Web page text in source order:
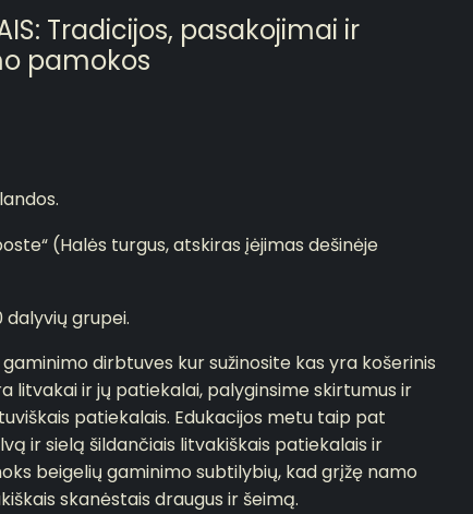
Tradicijos, pasakojimai ir
pamokos
(Halės turgus, atskiras įėjimas dešinėje
dalyvių grupei.
dirbtuves kur sužinosite kas yra košerinis
litvakai ir jų patiekalai, palyginsime skirtumus ir
patiekalais. Edukacijos metu taip pat
ir sielą šildančiais litvakiškais patiekalais ir
beigelių gaminimo subtilybių, kad grįžę namo
skanėstais draugus ir šeimą.